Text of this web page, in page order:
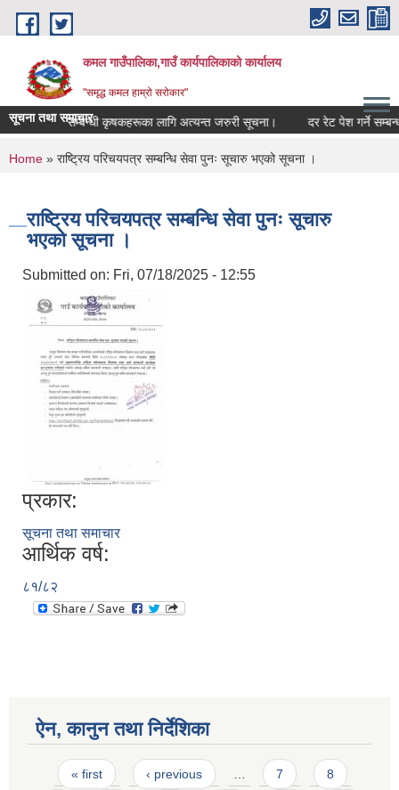
Skip to main content
कमल गाउँपालिका,गाउँ कार्यपालिकाको कार्यालय
"समृद्ध कमल हाम्रो सरोकार"
सूचना तथा समाचार
बीमा गर्ने सम्बन्धी कृषकहरूका लागि अत्यन्त जरुरी सूचना। दर रेट पेश गर्ने
You are here
Home » राष्ट्रिय परिचयपत्र सम्बन्धि सेवा पुनः सूचारु भएको सूचना ।
राष्ट्रिय परिचयपत्र सम्बन्धि सेवा पुनः सूचारु
भएको सूचना ।
Submitted on: Fri, 07/18/2025 - 12:55
प्रकार:
सूचना तथा समाचार
आर्थिक वर्ष:
८१/८२
ऐन, कानुन तथा निर्देशिका
Pages
« first ‹ previous … 7 8